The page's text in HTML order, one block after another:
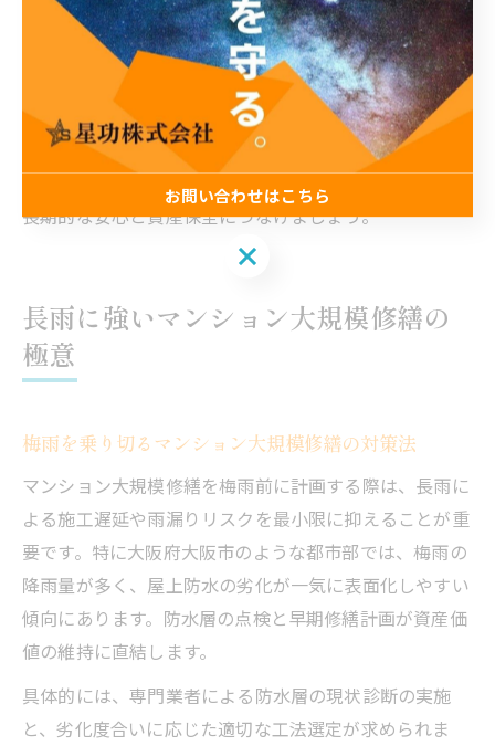
また、保証を受けるためには、定期的な点検やメンテナ
ンス、管理組合による履歴管理が求められる場合があり
ます。万一のトラブル時には、保証書と工事履歴をもと
に迅速な対応が可能となります。工事後のアフターサー
ビスや、保証期間満了前の最終点検も忘れずに実施し、
長期的な安心と資産保全につなげましょう。
長雨に強いマンション大規模修繕の
極意
梅雨を乗り切るマンション大規模修繕の対策法
マンション大規模修繕を梅雨前に計画する際は、長雨に
よる施工遅延や雨漏りリスクを最小限に抑えることが重
要です。特に大阪府大阪市のような都市部では、梅雨の
降雨量が多く、屋上防水の劣化が一気に表面化しやすい
傾向にあります。防水層の点検と早期修繕計画が資産価
値の維持に直結します。
具体的には、専門業者による防水層の現状診断の実施
と、劣化度合いに応じた適切な工法選定が求められま
お問い合わせはこちら
お問い合わせはこちら